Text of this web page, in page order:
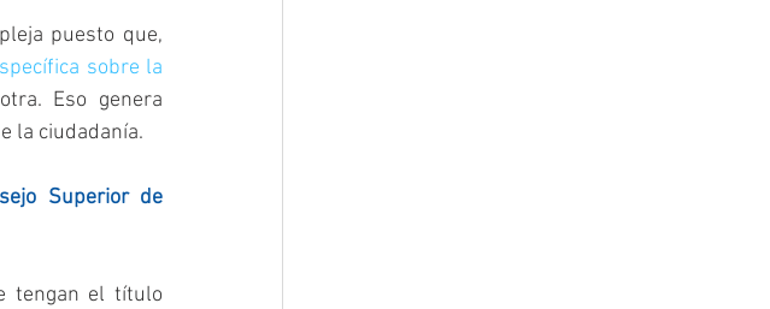
puesto que,
sobre la
Eso genera
la ciudadanía.
Superior de
tengan el título